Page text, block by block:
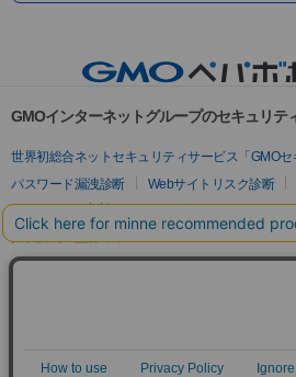
GMOインターネットグループのセキュリテ
世界初総合ネットセキュリティサービス「GMOセ
パスワード漏洩診断
Webサイトリスク診断
セキュリティ相談AIチャットボット
実在証明・盗聴対策
サイバー攻撃対策（GMOサイバーセキュリティ